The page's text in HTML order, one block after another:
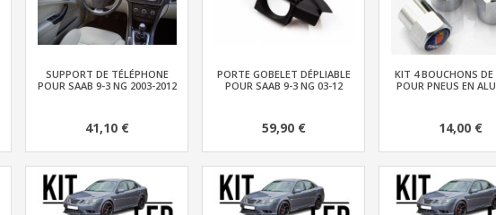
SUPPORT DE TÉLÉPHONE
POUR SAAB 9-3 NG 2003-2012
41,10 €
PORTE GOBELET DÉPLIABLE
POUR SAAB 9-3 NG 03-12
59,90 €
KIT 4 BOUCHONS DE
POUR PNEUS EN
14,00 €